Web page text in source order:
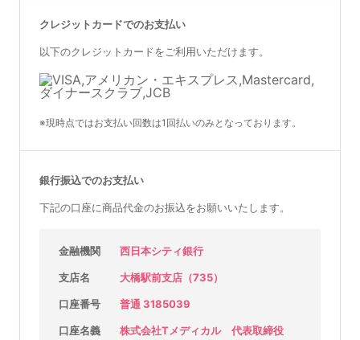
クレジットカードでのお支払い
以下のクレジットカードをご利用いただけます。
※現時点ではお支払い回数は1回払いのみとなっております。
銀行振込でのお支払い
下記の口座に商品代金のお振込をお願いいたします。
金融機関 西日本シティ銀行
支店名 大橋駅前支店（735）
口座番号 普通 3185039
口座名義 株式会社Tメディカル 代表取締役